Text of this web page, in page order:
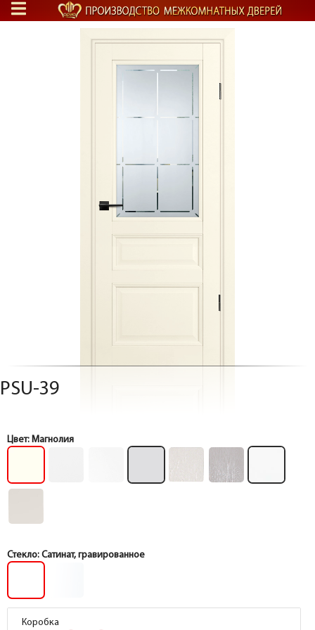
PSU-39
Цвет: Магнолия
Стекло: Сатинат, гравированное
Коробка
Коробка
Коробка
Коробка
Коробка
Коробка
Коробка